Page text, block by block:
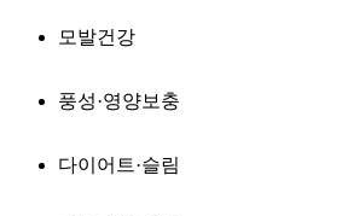
모발건강
풍성·영양보충
다이어트·슬림